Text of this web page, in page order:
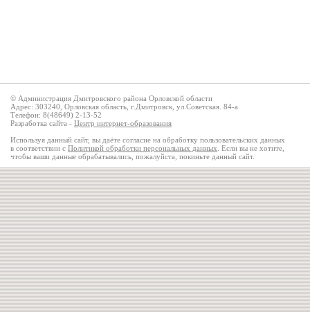
© Администрация Дмитровского района Орловской области
Адрес: 303240, Орловская область, г.Дмитровск, ул.Советская. 84-а
Телефон: 8(48649) 2-13-52
Разработка сайта - Центр интернет-образования
Используя данный сайт, вы даёте согласие на обработку пользовательских данных
в соответствии с Политикой обработки персональных данных . Если вы не хотите,
чтобы ваши данные обрабатывались, пожалуйста, покиньте данный сайт.